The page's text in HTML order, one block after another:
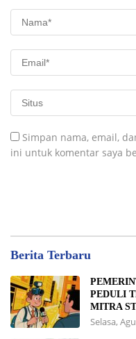
Simpan nama, email,
ini untuk komentar saya
Berita Terbaru
PEDULI
MITRA
Selasa,